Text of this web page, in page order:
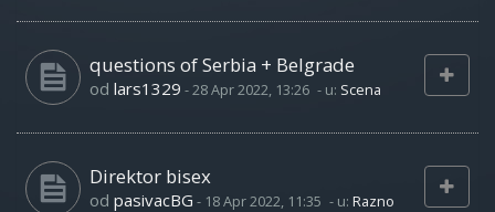
questions of Serbia + Belgrade
od lars1329 -28 Apr 2022, 13:26 - u: Scena
Direktor bisex
od pasivacBG - 18 Apr 2022, 11:35 - u: Razno